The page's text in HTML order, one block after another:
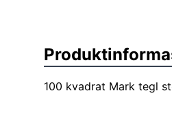
100 kvadrat Mark tegl